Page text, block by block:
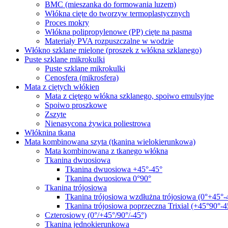
BMC (mieszanka do formowania luzem)
Włókna cięte do tworzyw termoplastycznych
Proces mokry
Włókna polipropylenowe (PP) cięte na pasma
Materiały PVA rozpuszczalne w wodzie
Włókno szklane mielone (proszek z włókna szklanego)
Puste szklane mikrokulki
Puste szklane mikrokulki
Cenosfera (mikrosfera)
Mata z ciętych włókien
Mata z ciętego włókna szklanego, spoiwo emulsyjne
Spoiwo proszkowe
Zszyte
Nienasycona żywica poliestrowa
Włóknina tkana
Mata kombinowana szyta (tkanina wielokierunkowa)
Mata kombinowana z tkanego włókna
Tkanina dwuosiowa
Tkanina dwuosiowa +45°-45°
Tkanina dwuosiowa 0°90°
Tkanina trójosiowa
Tkanina trójosiowa wzdłużna trójosiowa (0°+45°-
Tkanina trójosiowa poprzeczna Trixial (+45°90°-
Czterosiowy (0°/+45°/90°/-45°)
Tkanina jednokierunkowa